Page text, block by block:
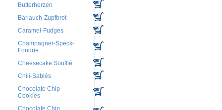
Butterherzen
Bärlauch-Zupfbrot
Caramel-Fudges
Champagner-Speck-
Fondue
Cheesecake Soufflé
Chili-Sablés
Chocolate Chip
Cookies
Chocolate Chip